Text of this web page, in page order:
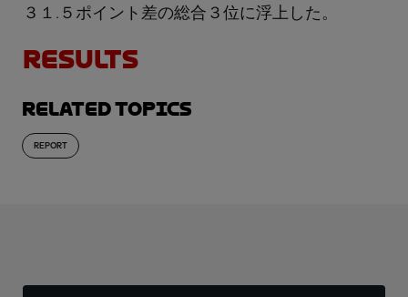
３１.５ポイント差の総合３位に浮上した。
RESULTS
Related topics
REPORT